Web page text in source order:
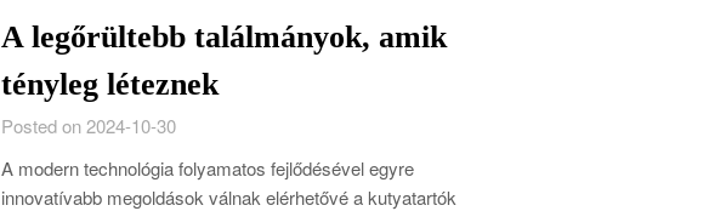
A legőrültebb találmányok, amik
tényleg léteznek
Posted on 2024-10-30
A modern technológia folyamatos fejlődésével egyre
innovatívabb megoldások válnak elérhetővé a kutyatartók